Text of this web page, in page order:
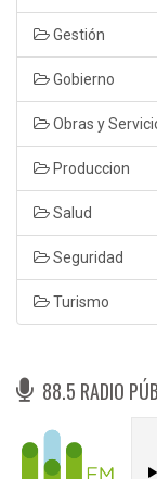
Gestión
Gobierno
Obras y
Produccion
Salud
Seguridad
Turismo
88.5 RADIO